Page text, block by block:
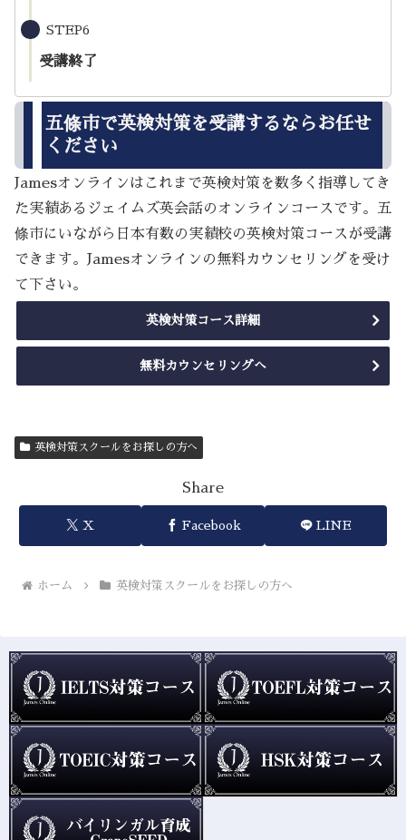
STEP6
受講終了
五條市で英検対策を受講するならお任せ
ください
Jamesオンラインはこれまで英検対策を数多く指導してき
た実績あるジェイムズ英会話のオンラインコースです。五
條市にいながら日本有数の実績校の英検対策コースが受講
できます。Jamesオンラインの無料カウンセリングを受け
て下さい。
英検対策コース詳細
無料カウンセリングへ
英検対策スクールをお探しの方へ
Share
X Facebook LINE
ホーム 英検対策スクールをお探しの方へ